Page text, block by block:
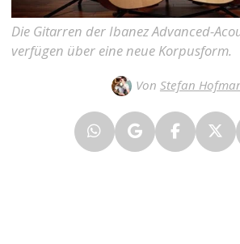
Die Gitarren der Ibanez Advanced-
verfügen über eine neue Korpusform.
Von Stefan